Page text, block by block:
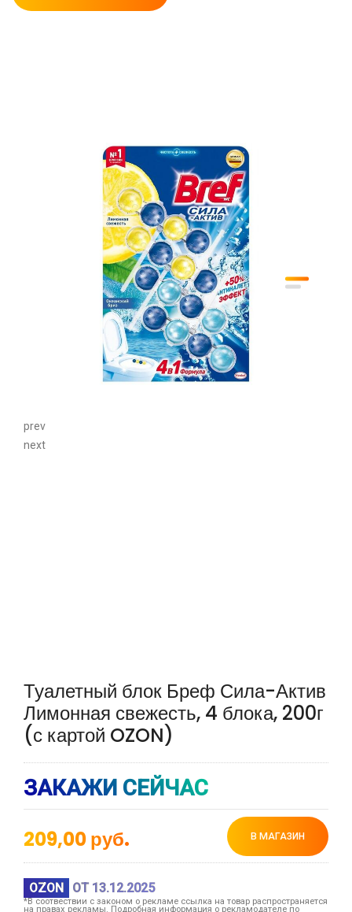
prev
next
Туалетный блок Бреф Сила-Актив
Лимонная свежесть, 4 блока, 200г
(с картой OZON)
ЗАКАЖИ СЕЙЧАС
209,00руб. В МАГАЗИН
OZON ОТ 13.12.2025
*В соотвествии с законом о рекламе ссылка на товар распространяется
на правах рекламы. Подробная информация о рекламодателе по